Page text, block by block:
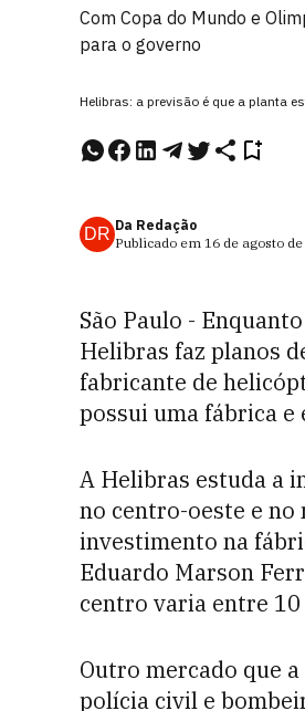
Com Copa do Mundo e
para o governo
Helibras: a previsão é que a planta
DR Da Redação
Publicado em 16 de agosto de
São Paulo -
Helibras faz planos
fabricante de
possui uma fábrica e
A Helibras estuda a
no centro-oeste e no
investimento na
Eduardo Marson
centro varia entre
Outro mercado que
polícia civil e